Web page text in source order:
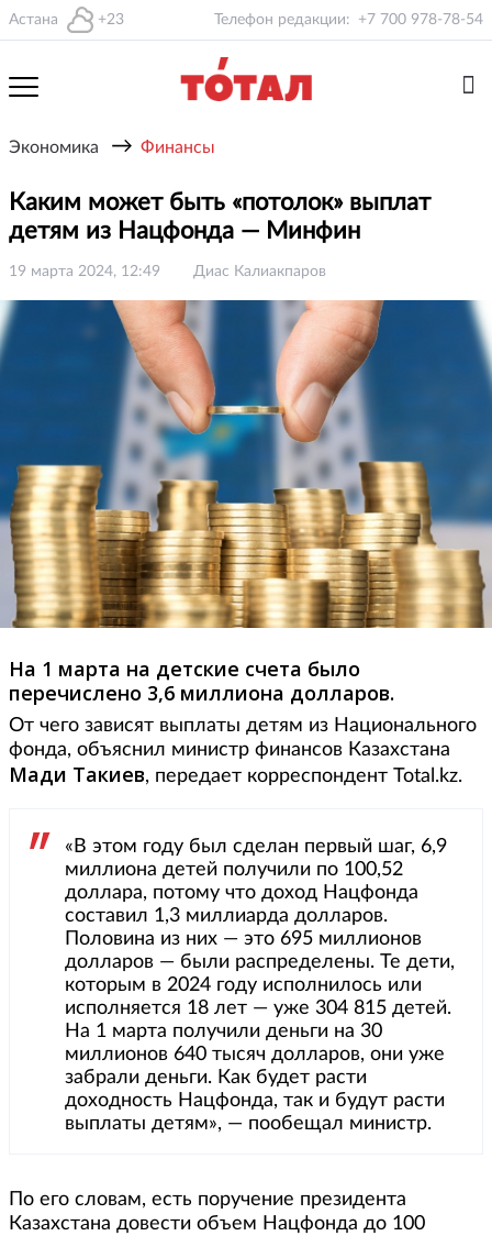
Астана +23 Телефон редакции: +7 700 978-78-54
Экономика → Финансы
Каким может быть «потолок» выплат
детям из Нацфонда — Минфин
19 марта 2024, 12:49 Диас Калиакпаров
На 1 марта на детские счета было
перечислено 3,6 миллиона долларов.
От чего зависят выплаты детям из Национального
фонда, объяснил министр финансов Казахстана
Мади Такиев, передает корреспондент Total.kz.
«В этом году был сделан первый шаг, 6,9
миллиона детей получили по 100,52
доллара, потому что доход Нацфонда
составил 1,3 миллиарда долларов.
Половина из них — это 695 миллионов
долларов — были распределены. Те дети,
которым в 2024 году исполнилось или
исполняется 18 лет — уже 304 815 детей.
На 1 марта получили деньги на 30
миллионов 640 тысяч долларов, они уже
забрали деньги. Как будет расти
доходность Нацфонда, так и будут расти
выплаты детям», — пообещал министр.
По его словам, есть поручение президента
Казахстана довести объем Нацфонда до 100